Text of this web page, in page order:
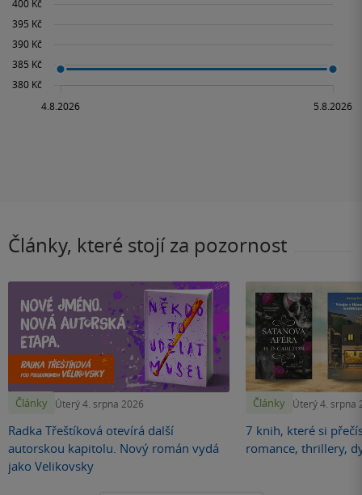
Články, které stojí za pozornost
Články Úterý 4. srpna 2026
Radka Třeštíková otevírá další
autorskou kapitolu. Nový román vydá
jako Velikovsky
Články Úterý 4. srpna
7 knih, které si
romance, thrillery,